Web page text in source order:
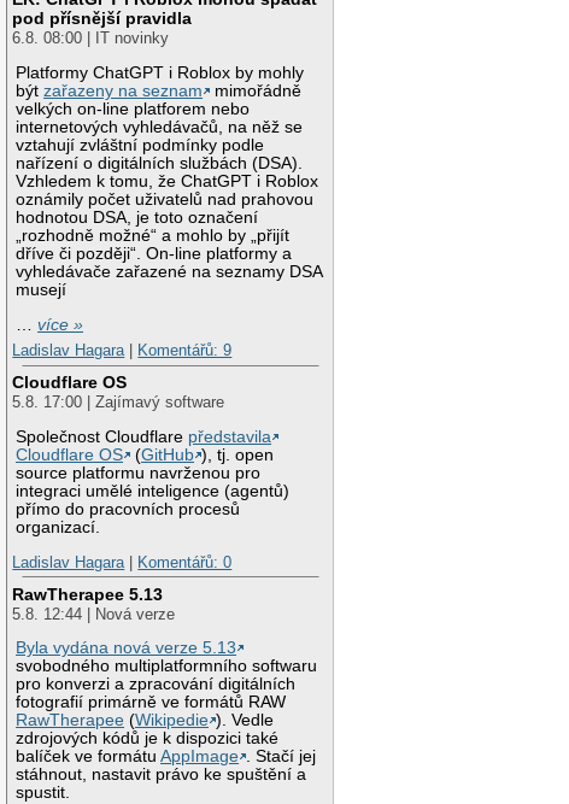
pod přísnější pravidla
6.8. 08:00 | IT novinky
Platformy ChatGPT i Roblox by mohly
býtzařazeny na seznam
mimořádně
velkých on-line platforem nebo
internetových vyhledávačů, na něž se
vztahují zvláštní podmínky podle
nařízení o digitálních službách (DSA).
Vzhledem k tomu, že ChatGPT i Roblox
oznámily počet uživatelů nad prahovou
hodnotou DSA, je toto označení
„rozhodně možné“ a mohlo by „přijít
dříve či později“. On-line platformy a
vyhledávače zařazené na seznamy DSA
musejí
…více »
Ladislav Hagara| Komentářů: 9
Cloudflare OS
5.8. 17:00 | Zajímavý software
Společnost Cloudflare představila
Cloudflare OS
(GitHub ), tj. open
source platformu navrženou pro
integraci umělé inteligence (agentů)
přímo do pracovních procesů
organizací.
Ladislav Hagara| Komentářů: 0
RawTherapee 5.13
5.8. 12:44 | Nová verze
Byla vydána nová verze 5.13
svobodného multiplatformního softwaru
pro konverzi a zpracování digitálních
fotografií primárně ve formátů RAW
RawTherapee (Wikipedie ). Vedle
zdrojových kódů je k dispozici také
balíček ve formátuAppImage . Stačí jej
stáhnout, nastavit právo ke spuštění a
spustit.